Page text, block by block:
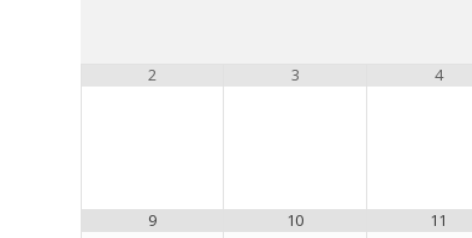
2 3 4
9 10 11